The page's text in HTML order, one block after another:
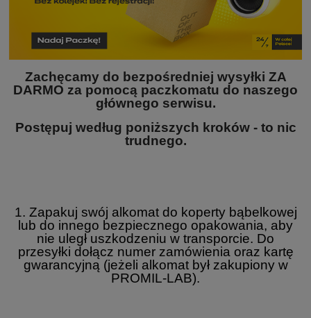
Zachęcamy do bezpośredniej wysyłki ZA
DARMO za pomocą paczkomatu do naszego
głównego serwisu.
Postępuj według poniższych kroków - to nic
trudnego.
1. Zapakuj swój alkomat do koperty bąbelkowej
lub do innego bezpiecznego opakowania, aby
nie uległ uszkodzeniu w transporcie. Do
przesyłki dołącz numer zamówienia oraz kartę
gwarancyjną (jeżeli alkomat był zakupiony w
PROMIL-LAB).